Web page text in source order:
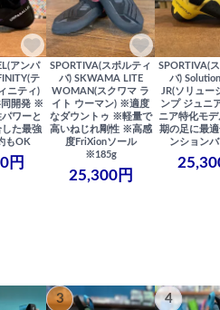
アンパ
テ
ニティ)
開発 ※
ワーと
した最強
もOK
円
SPORTIVA(スポルティ
バ) SKWAMA LITE
WOMAN(スクワマ ラ
イト ウーマン) ※適度
なダウントゥ ※軽量で
高いねじれ剛性 ※高感
度FriXionソール
※185g
25,300円
SPORTIVA(
バ)
JR(ソリュー
ンプ ジュニ
ニア特化モ
期の足に最
ンション
3 4